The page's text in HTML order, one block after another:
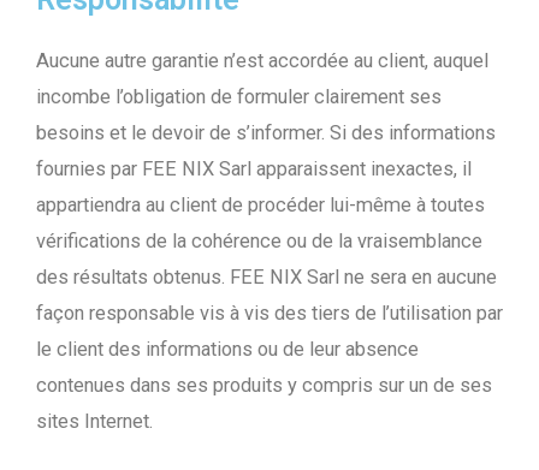
Aucune autre garantie n’est accordée au client, auquel
incombe l’obligation de formuler clairement ses
besoins et le devoir de s’informer. Si des informations
fournies par FEE NIX Sarl apparaissent inexactes, il
appartiendra au client de procéder lui-même à toutes
vérifications de la cohérence ou de la vraisemblance
des résultats obtenus. FEE NIX Sarl ne sera en aucune
façon responsable vis à vis des tiers de l’utilisation par
le client des informations ou de leur absence
contenues dans ses produits y compris sur un de ses
sites Internet.